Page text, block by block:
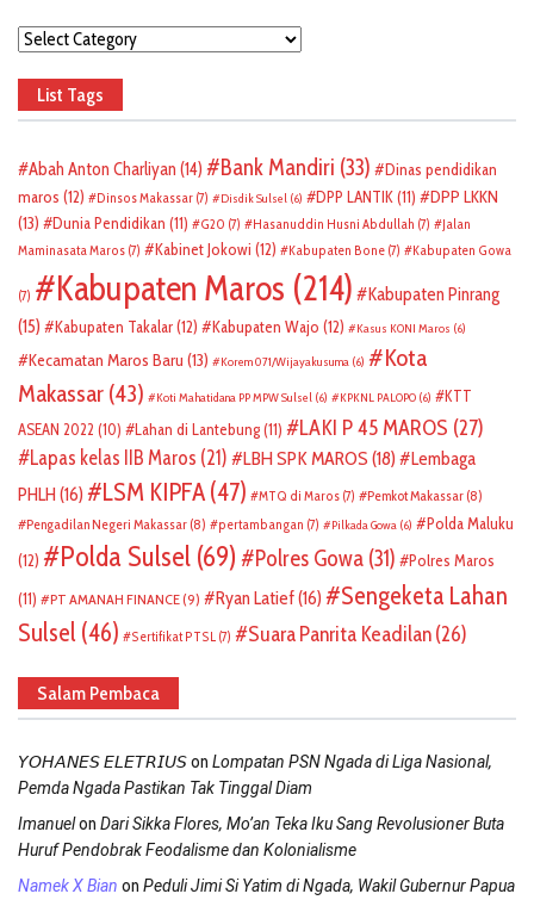
Categories
List Tags
Abah Anton Charliyan (14) Bank Mandiri (33)
Dinas pendidikan
maros (12) Dinsos Makassar (7) Disdik Sulsel (6) DPP LANTIK(11)
DPP LKKN
(13)
Dunia Pendidikan (11) G20 (7) Hasanuddin Husni Abdullah (7)
Jalan
Maminasata Maros (7) Kabinet Jokowi (12) Kabupaten Bone (7) Kabupaten Gowa
(7) Kabupaten Maros (214)
Kabupaten Pinrang
(15)
Kabupaten Takalar(12) Kabupaten Wajo (12) Kasus KONI Maros (6)
Kecamatan Maros Baru (13) Korem 071/Wijayakusuma (6)
Kota
Makassar (43) Koti Mahatidana PP MPW Sulsel (6) KPKNL PALOPO (6)
KTT
ASEAN 2022 (10) Lahan di Lantebung(11) LAKI P 45 MAROS (27)
Lapas kelas IIB Maros (21) LBH SPK MAROS (18)
Lembaga
PHLH (16) LSM KIPFA (47) MTQ di Maros (7) Pemkot Makassar (8)
Pengadilan Negeri Makassar (8) pertambangan (7) Pilkada Gowa (6)
Polda Maluku
(12)
Polda Sulsel (69) Polres Gowa (31)
Polres Maros
(11)
PT AMANAH FINANCE(9) Ryan Latief(16)
Sengeketa Lahan
Sulsel (46) Sertifikat PTSL (7) Suara Panrita Keadilan(26)
Salam Pembaca
𝘠𝘖𝘏𝘈𝘕𝘌𝘚 𝘌𝘓𝘌𝘛𝘙𝘐𝘜𝘚on Lompatan PSN Ngada di Liga Nasional,
Pemda Ngada Pastikan Tak Tinggal Diam
Imanuelon Dari Sikka Flores, Mo’an Teka Iku Sang Revolusioner Buta
Huruf Pendobrak Feodalisme dan Kolonialisme
Namek X Bian on Peduli Jimi Si Yatim di Ngada, Wakil Gubernur Papua